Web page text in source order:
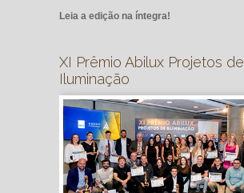
Leia a edição na íntegra!
XI Prêmio Abilux Projetos de
Iluminação